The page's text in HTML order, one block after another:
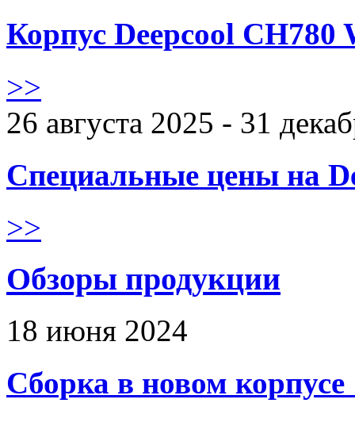
Корпус Deepcool CH780
>>
26 августа 2025 - 31
Специальные цены на
>>
Обзоры продукции
18 июня 2024
Сборка в новом